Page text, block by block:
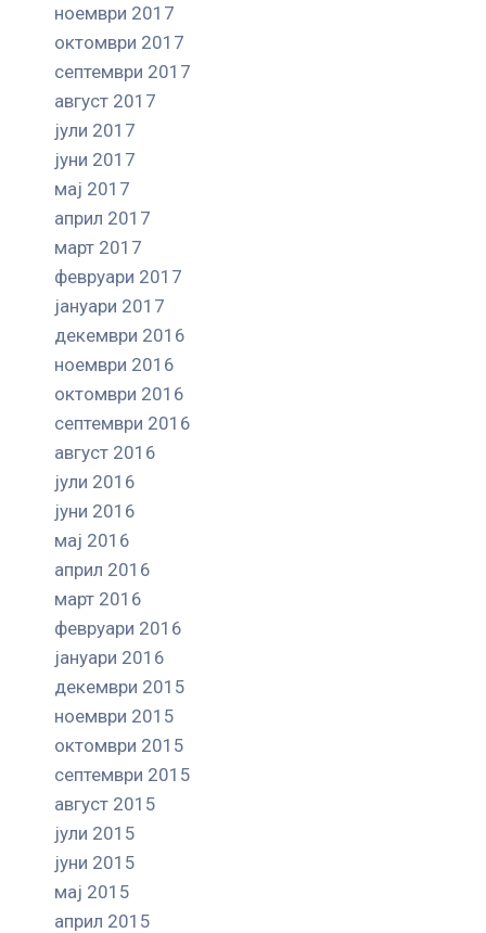
ноември 2017
октомври 2017
септември 2017
август 2017
јули 2017
јуни 2017
мај 2017
април 2017
март 2017
февруари 2017
јануари 2017
декември 2016
ноември 2016
октомври 2016
септември 2016
август 2016
јули 2016
јуни 2016
мај 2016
април 2016
март 2016
февруари 2016
јануари 2016
декември 2015
ноември 2015
октомври 2015
септември 2015
август 2015
јули 2015
јуни 2015
мај 2015
април 2015